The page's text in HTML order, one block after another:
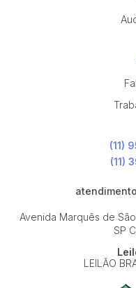
(11)
(11)
Avenida Marquês de
SP
LEILÃO